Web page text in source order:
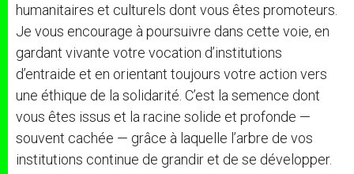
humanitaires et culturels dont vous êtes promoteurs.
Je vous encourage à poursuivre dans cette voie, en
gardant vivante votre vocation d’institutions
d’entraide et en orientant toujours votre action vers
une éthique de la solidarité. C’est la semence dont
vous êtes issus et la racine solide et profonde —
souvent cachée — grâce à laquelle l’arbre de vos
institutions continue de grandir et de se développer.